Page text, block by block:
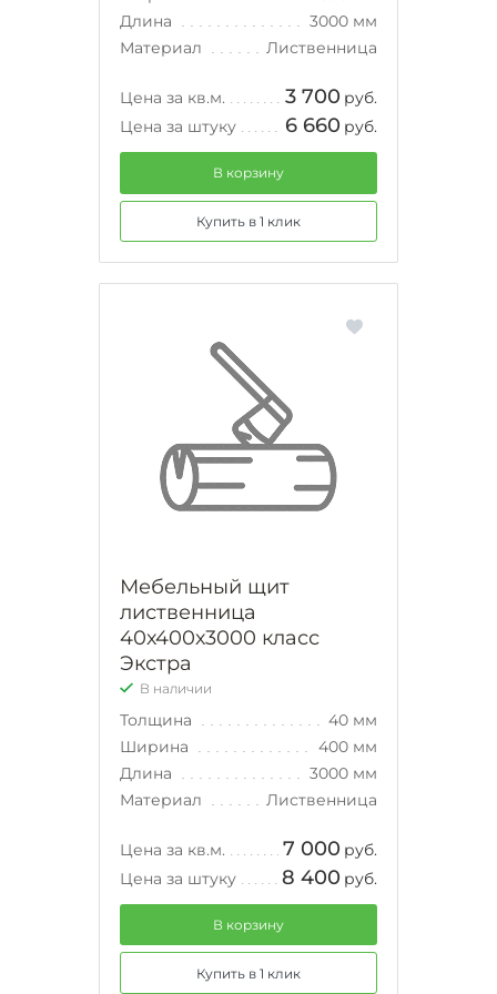
Длина
3000 мм
Материал
Лиственница
Цена за кв.м. 3 700 руб.
Цена за штуку
6 660 руб.
В корзину
Купить в 1 клик
Мебельный щит
лиственница
40х400х3000 класс
Экстра
В наличии
Толщина
40 мм
Ширина
400 мм
Длина
3000 мм
Материал
Лиственница
Цена за кв.м. 7 000 руб.
Цена за штуку
8 400 руб.
В корзину
Купить в 1 клик